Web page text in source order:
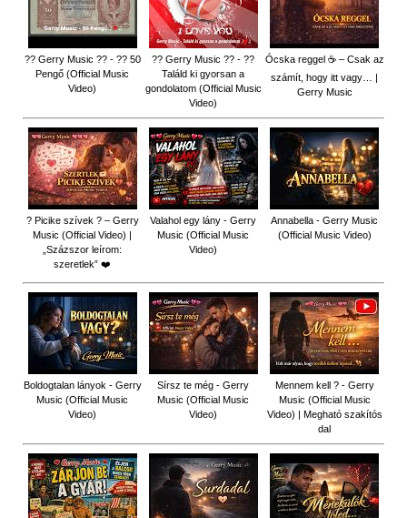
?? Gerry Music ?? - ?? 50
Pengő (Official Music
Video)
?? Gerry Music ?? - ??
Találd ki gyorsan a
gondolatom (Official Music
Video)
Ócska reggel ☕ – Csak az
számít, hogy itt vagy… |
Gerry Music
? Picike szívek ? – Gerry
Music (Official Video) |
„Százszor leírom:
szeretlek” ❤️
Valahol egy lány - Gerry
Music (Official Music
Video)
Annabella - Gerry Music
(Official Music Video)
Boldogtalan lányok - Gerry
Music (Official Music
Video)
Sírsz te még - Gerry
Music (Official Music
Video)
Mennem kell ? - Gerry
Music (Official Music
Video) | Megható szakítós
dal